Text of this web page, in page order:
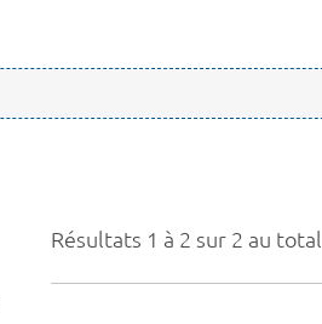
Résultats 1 à 2 sur 2 au total